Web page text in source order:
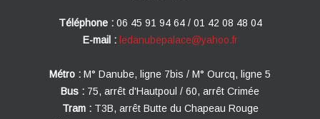
Téléphone : 06 45 91 94 64 / 01 42 08 48 04
E-mail : ledanubepalace@yahoo.fr
Métro : M° Danube, ligne 7bis / M° Ourcq, ligne 5
Bus : 75, arrêt d'Hautpoul / 60, arrêt Crimée
Tram : T3B, arrêt Butte du Chapeau Rouge